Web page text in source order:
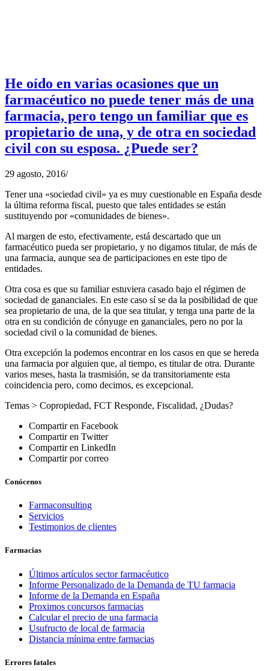
He oído en varias ocasiones que un
farmacéutico no puede tener más de una
farmacia, pero tengo un familiar que es
propietario de una, y de otra en sociedad
civil con su esposa. ¿Puede ser?
29 agosto, 2016/
Tener una «sociedad civil» ya es muy cuestionable en España desde
la última reforma fiscal, puesto que tales entidades se están
sustituyendo por «comunidades de bienes».
Al margen de esto, efectivamente, está descartado que un
farmacéutico pueda ser propietario, y no digamos titular, de más de
una farmacia, aunque sea de participaciones en este tipo de
entidades.
Otra cosa es que su familiar estuviera casado bajo el régimen de
sociedad de gananciales. En este caso sí se da la posibilidad de que
sea propietario de una, de la que sea titular, y tenga una parte de la
otra en su condición de cónyuge en gananciales, pero no por la
sociedad civil o la comunidad de bienes.
Otra excepción la podemos encontrar en los casos en que se hereda
una farmacia por alguien que, al tiempo, es titular de otra. Durante
varios meses, hasta la trasmisión, se da transitoriamente esta
coincidencia pero, como decimos, es excepcional.
Temas > Copropiedad, FCT Responde, Fiscalidad, ¿Dudas?
Compartir en Facebook
Compartir en Twitter
Compartir en LinkedIn
Compartir por correo
Conócenos
Farmaconsulting
Servicios
Testimonios de clientes
Farmacias
Últimos artículos sector farmacéutico
Informe Personalizado de la Demanda de TU farmacia
Informe de la Demanda en España
Proximos concursos farmacias
Calcular el precio de una farmacia
Usufructo de local de farmacia
Distancia mínima entre farmacias
Errores fatales